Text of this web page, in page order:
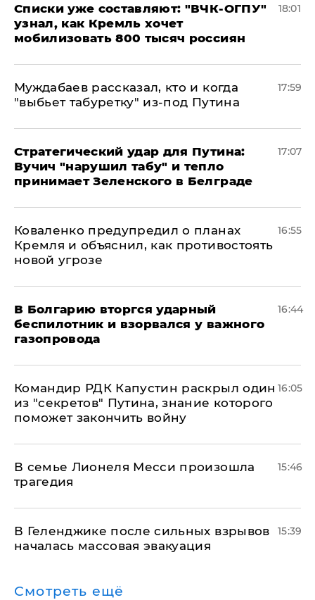
Списки уже составляют: "ВЧК-ОГПУ"
узнал, как Кремль хочет
мобилизовать 800 тысяч россиян
18:01
Муждабаев рассказал, кто и когда
"выбьет табуретку" из-под Путина
17:59
Стратегический удар для Путина:
Вучич "нарушил табу" и тепло
принимает Зеленского в Белграде
17:07
Коваленко предупредил о планах
Кремля и объяснил, как противостоять
новой угрозе
16:55
В Болгарию вторгся ударный
беспилотник и взорвался у важного
газопровода
16:44
Командир РДК Капустин раскрыл один
из "секретов" Путина, знание которого
поможет закончить войну
16:05
В семье Лионеля Месси произошла
трагедия
15:46
В Геленджике после сильных взрывов
началась массовая эвакуация
15:39
Смотреть ещё